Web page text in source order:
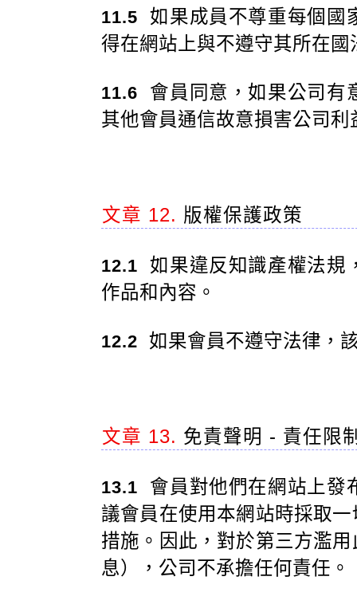
11.5 如果成員不尊重每個國
得在網站上與不遵守其所在國
11.6 會員同意，如果公司有
其他會員通信故意損害公司
文章 12. 版權保護政策
12.1 如果違反知識產權法規
作品和內容。
12.2 如果會員不遵守法律，
文章 13. 免責聲明 - 責任限
13.1 會員對他們在網站上發
議會員在使用本網站時採取
措施。因此，對於第三方濫
息），公司不承擔任何責任。